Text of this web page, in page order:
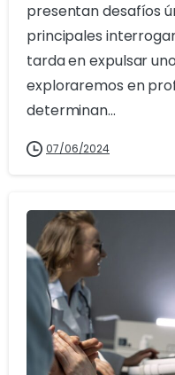
presentan desafíos
principales
tarda en expulsar
exploraremos en
determinan...
07/06/2024